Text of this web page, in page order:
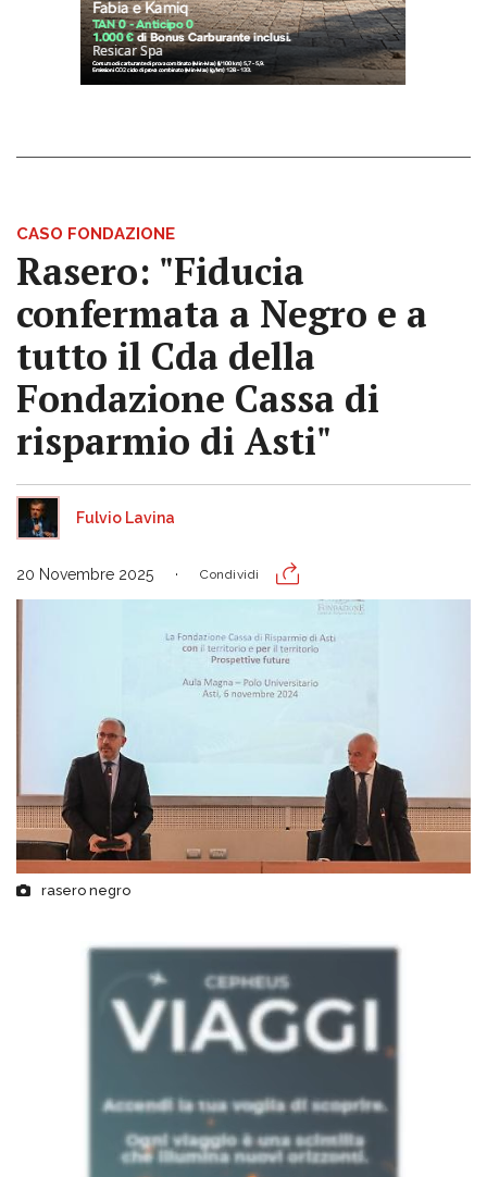
CASO FONDAZIONE
Rasero: "Fiducia
confermata a Negro e a
tutto il Cda della
Fondazione Cassa di
risparmio di Asti"
Fulvio Lavina
20 Novembre 2025 Condividi
rasero negro